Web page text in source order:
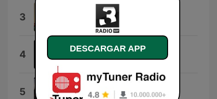
3 You'll Find Me (feat. Beza)
Louis Franco
4 Voce
Nina Valotti
5 Pennsylvania Turnpike
DESCARGAR APP